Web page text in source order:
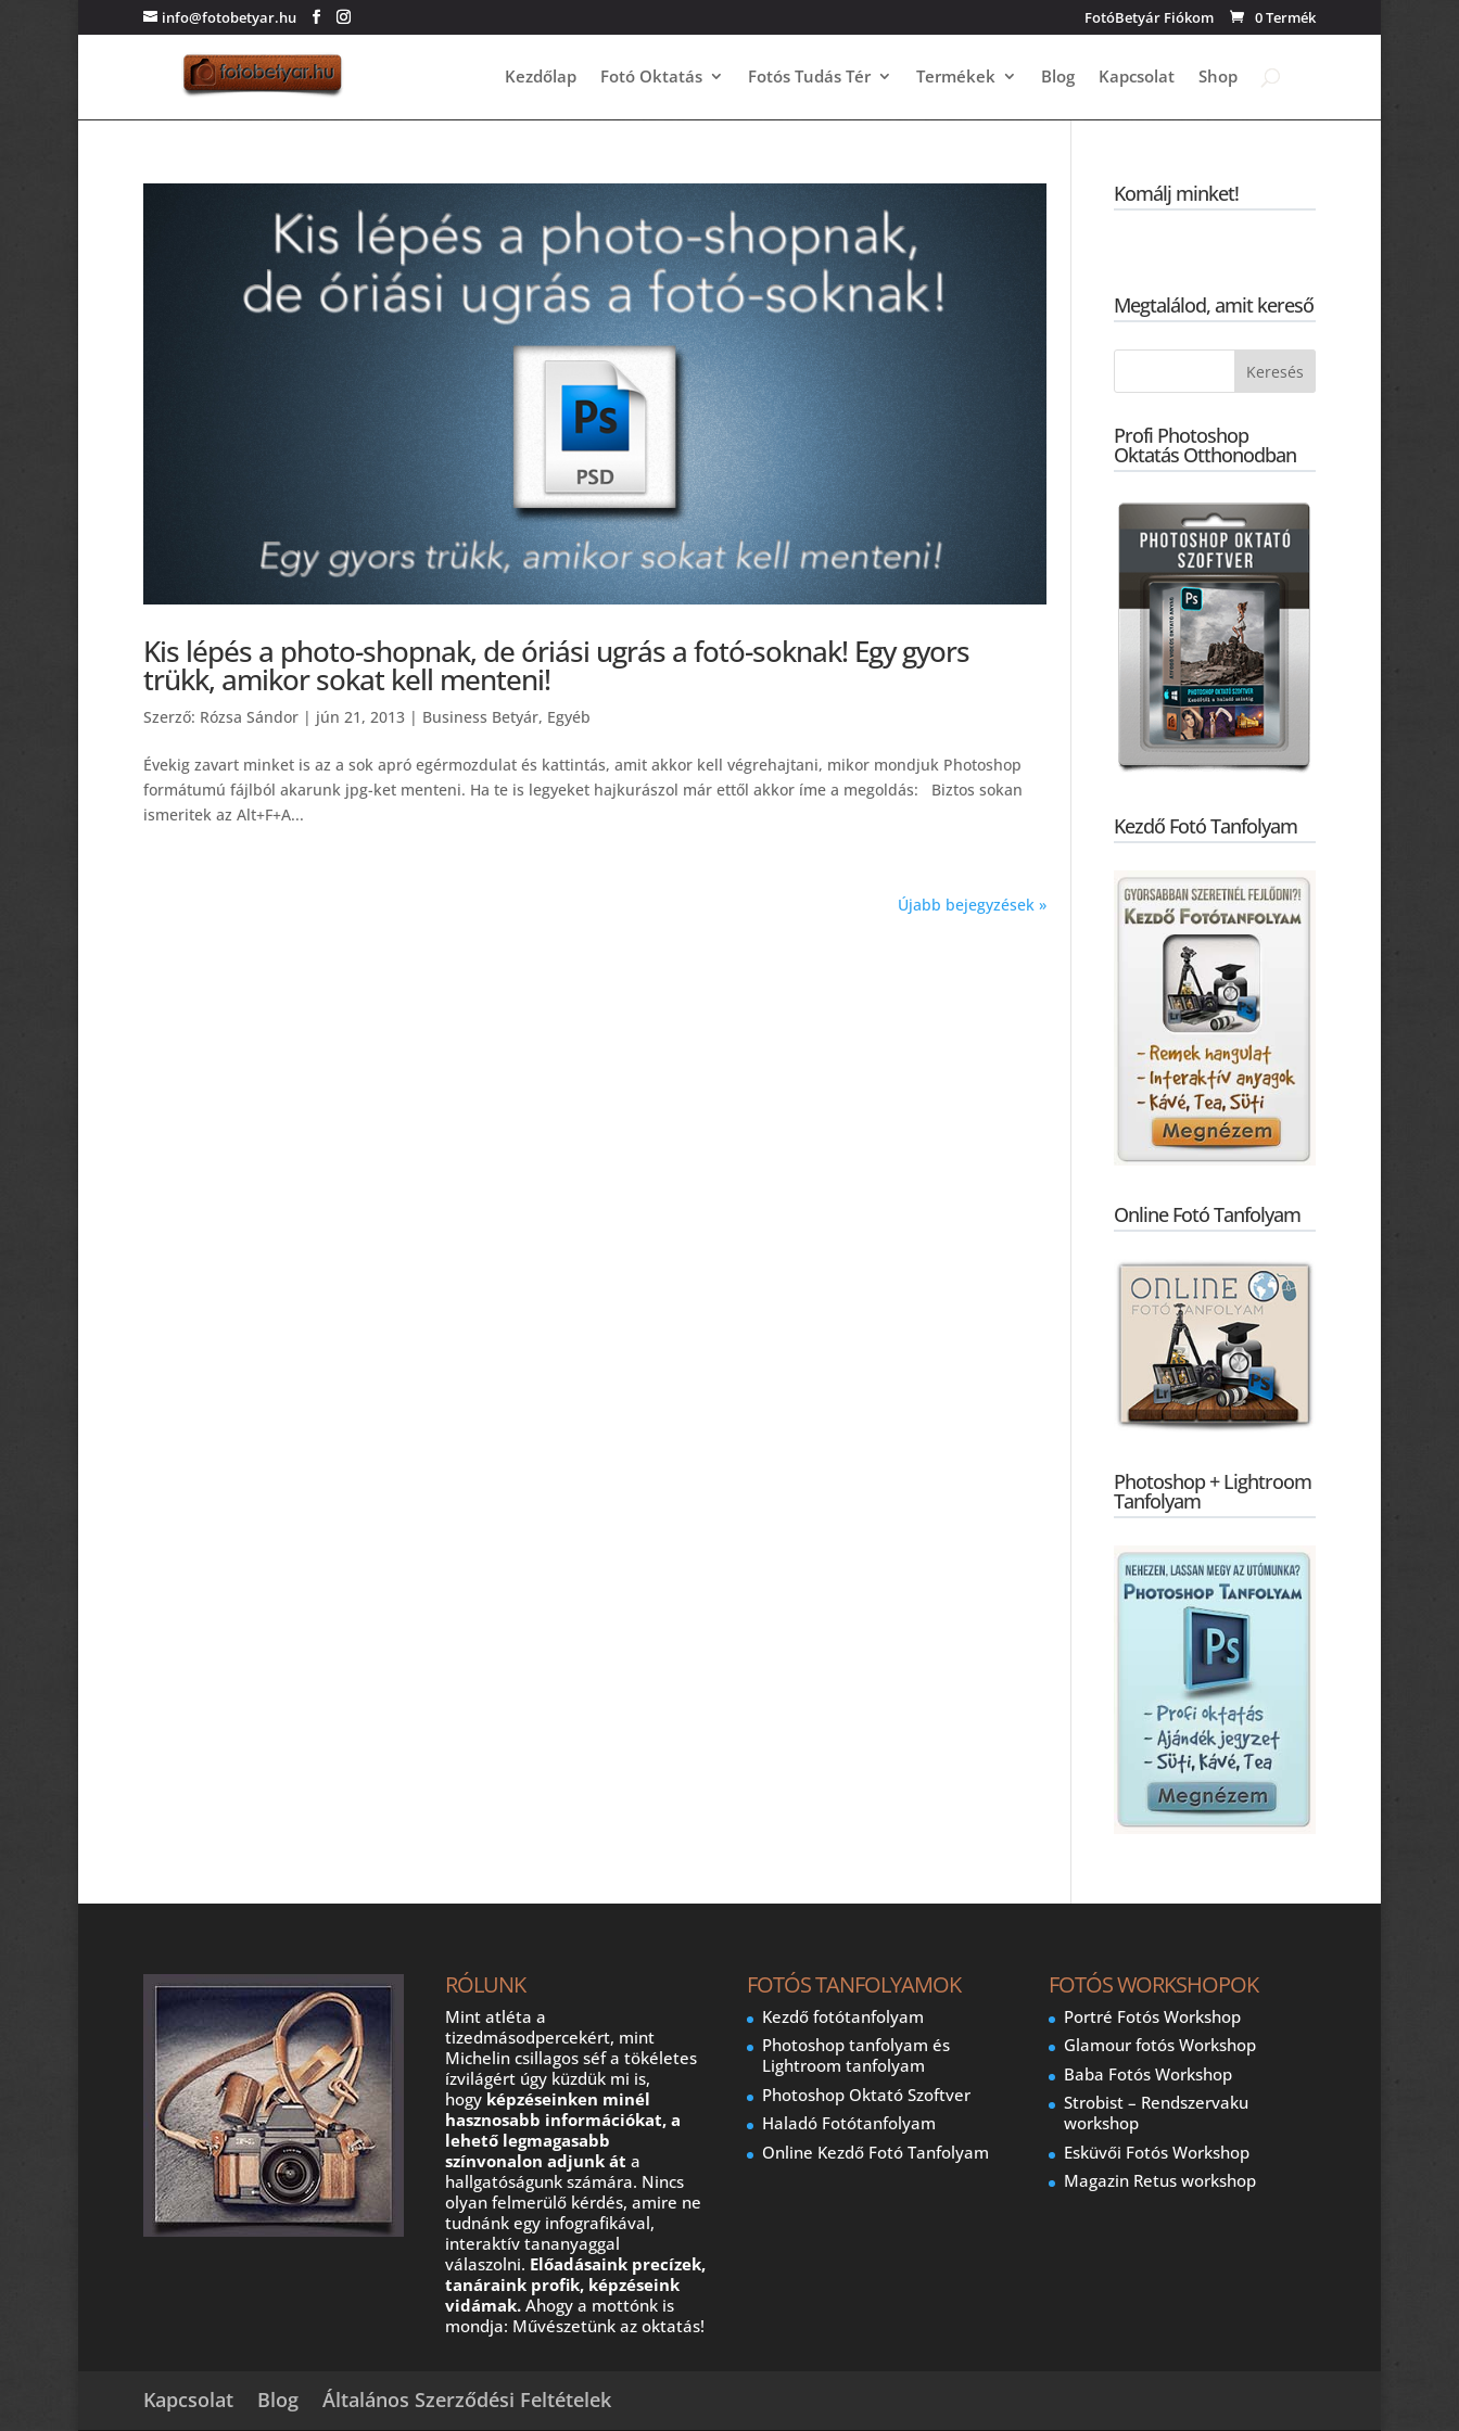
info@fotobetyar.hu FotóBetyár Fiókom 0 Termék
Kezdőlap Fotó Oktatás Fotós Tudás Tér Termékek Blog Kapcsolat Shop
Kis lépés a photo-shopnak, de óriási ugrás a fotó-soknak! Egy gyors
trükk, amikor sokat kell menteni!
Szerző: Rózsa Sándor | jún 21, 2013 | Business Betyár, Egyéb
Évekig zavart minket is az a sok apró egérmozdulat és kattintás, amit akkor kell végrehajtani, mikor mondjuk Photoshop
formátumú fájlból akarunk jpg-ket menteni. Ha te is legyeket hajkurászol már ettől akkor íme a megoldás: Biztos sokan
ismeritek az Alt+F+A...
Újabb bejegyzések »
Komálj minket!
Megtalálod, amit kereső
Profi Photoshop
Oktatás Otthonodban
Kezdő Fotó Tanfolyam
Online Fotó Tanfolyam
Photoshop + Lightroom
Tanfolyam
RÓLUNK
Mint atléta a
tizedmásodpercekért, mint
Michelin csillagos séf a tökéletes
ízvilágért úgy küzdük mi is,
hogy képzéseinken minél
hasznosabb információkat, a
lehető legmagasabb
színvonalon adjunk át a
hallgatóságunk számára. Nincs
olyan felmerülő kérdés, amire ne
tudnánk egy infografikával,
interaktív tananyaggal
válaszolni. Előadásaink precízek,
tanáraink profik, képzéseink
vidámak. Ahogy a mottónk is
mondja: Művészetünk az oktatás!
FOTÓS TANFOLYAMOK
Kezdő fotótanfolyam
Photoshop tanfolyam és
Lightroom tanfolyam
Photoshop Oktató Szoftver
Haladó Fotótanfolyam
Online Kezdő Fotó Tanfolyam
FOTÓS WORKSHOPOK
Portré Fotós Workshop
Glamour fotós Workshop
Baba Fotós Workshop
Strobist – Rendszervaku
workshop
Esküvői Fotós Workshop
Magazin Retus workshop
Kapcsolat Blog Általános Szerződési Feltételek